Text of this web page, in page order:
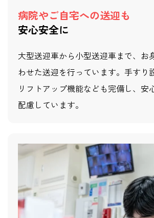
病院やご自宅への送迎も
安心安全に
大型送迎車から小型送迎車まで、お
わせた送迎を行っています。手すり
リフトアップ機能なども完備し、安
配慮しています。